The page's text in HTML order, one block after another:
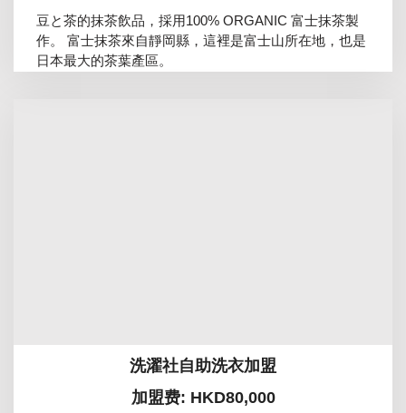
豆と茶的抹茶飲品，採用100% ORGANIC 富士抹茶製
作。 富士抹茶來自靜岡縣，這裡是富士山所在地，也是
日本最大的茶葉產區。
洗濯社自助洗衣加盟
加盟费: HKD80,000